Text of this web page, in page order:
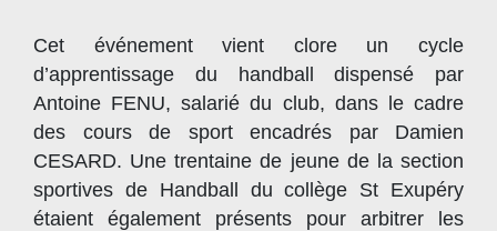
Cet événement vient clore un cycle
d’apprentissage du handball dispensé par
Antoine FENU, salarié du club, dans le cadre
des cours de sport encadrés par Damien
CESARD. Une trentaine de jeune de la section
sportives de Handball du collège St Exupéry
étaient également présents pour arbitrer les